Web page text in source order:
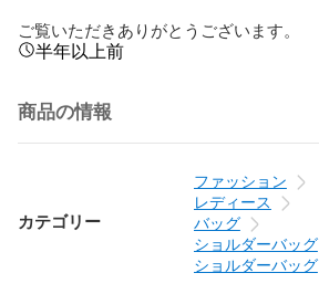
ご覧いただきありがとうございます。
半年以上前
商品の情報
カテゴリー
ファッション
レディース
バッグ
ショルダーバッグ
ショルダーバッグ